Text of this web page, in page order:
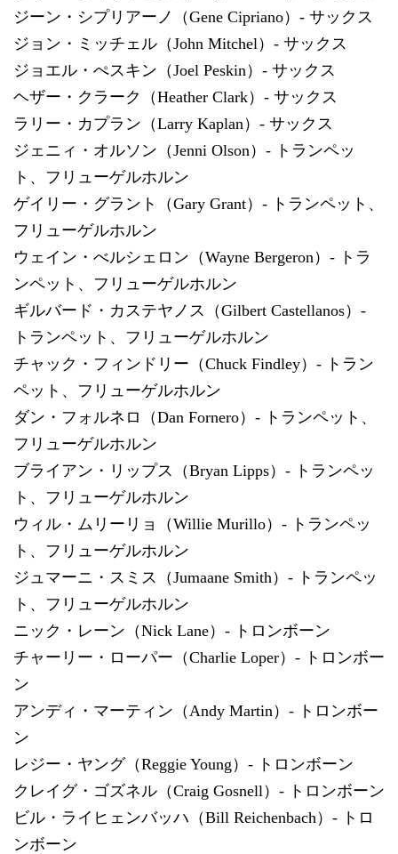
ジーン・シプリアーノ（Gene Cipriano）- サックス
ジョン・ミッチェル（John Mitchel）- サックス
ジョエル・ぺスキン（Joel Peskin）- サックス
ヘザー・クラーク（Heather Clark）- サックス
ラリー・カプラン（Larry Kaplan）- サックス
ジェニィ・オルソン（Jenni Olson）- トランペッ
ト、フリューゲルホルン
ゲイリー・グラント（Gary Grant）- トランペット、
フリューゲルホルン
ウェイン・べルシェロン（Wayne Bergeron）- トラ
ンペット、フリューゲルホルン
ギルバード・カステヤノス（Gilbert Castellanos）-
トランペット、フリューゲルホルン
チャック・フィンドリー（Chuck Findley）- トラン
ペット、フリューゲルホルン
ダン・フォルネロ（Dan Fornero）- トランペット、
フリューゲルホルン
ブライアン・リップス（Bryan Lipps）- トランペッ
ト、フリューゲルホルン
ウィル・ムリーリョ（Willie Murillo）- トランペッ
ト、フリューゲルホルン
ジュマーニ・スミス（Jumaane Smith）- トランペッ
ト、フリューゲルホルン
ニック・レーン（Nick Lane）- トロンボーン
チャーリー・ローパー（Charlie Loper）- トロンボー
ン
アンディ・マーティン（Andy Martin）- トロンボー
ン
レジー・ヤング（Reggie Young）- トロンボーン
クレイグ・ゴズネル（Craig Gosnell）- トロンボーン
ビル・ライヒェンバッハ（Bill Reichenbach）- トロ
ンボーン